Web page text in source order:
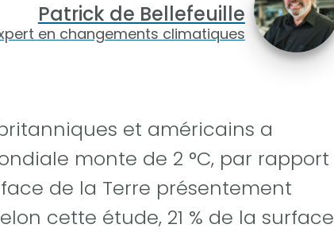
Patrick de Bellefeuille
en changements climatiques
et américains a
monte de 2 °C, par rapport
de la Terre présentement
cette étude, 21 % de la surface